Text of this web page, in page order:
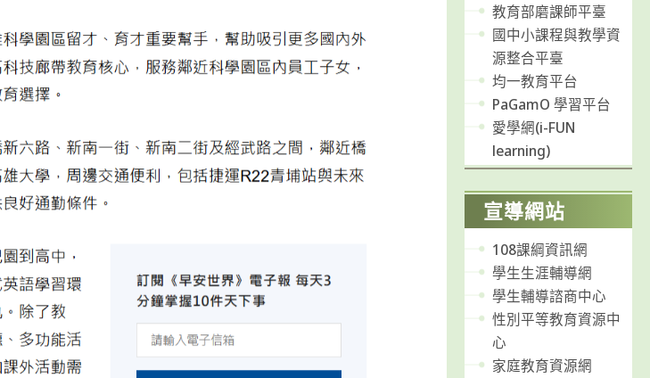
教育部磨課師平臺
國中小課程與教學資
源整合平臺
均一教育平台
PaGamO 學習平台
愛學網(i-FUN
learning)
宣導網站
108課綱資訊網
學生生涯輔導網
學生輔導諮商中心
性別平等教育資源中
心
家庭教育資源網